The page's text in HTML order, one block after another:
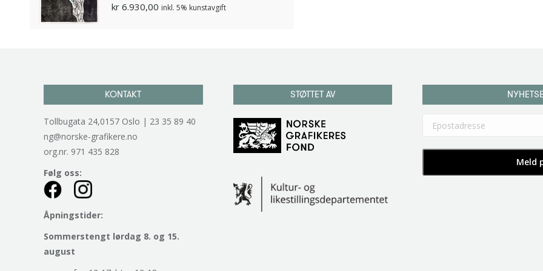
kr 6.930,00 inkl. 5% kunstavgift
KONTAKT
Tollbugata 24,0157 Oslo | 23 35 89 40
ng@norske-grafikere.no
org.nr. 971 435 828
Følg oss:
Åpningstider:
Sommerstengt lørdag 8. og 15.
august
STØTTET AV